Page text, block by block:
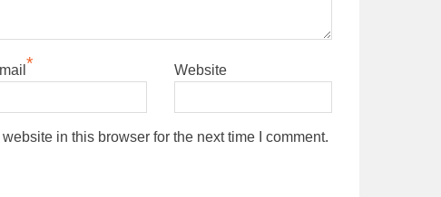
* Website
in this browser for the next time I comment.